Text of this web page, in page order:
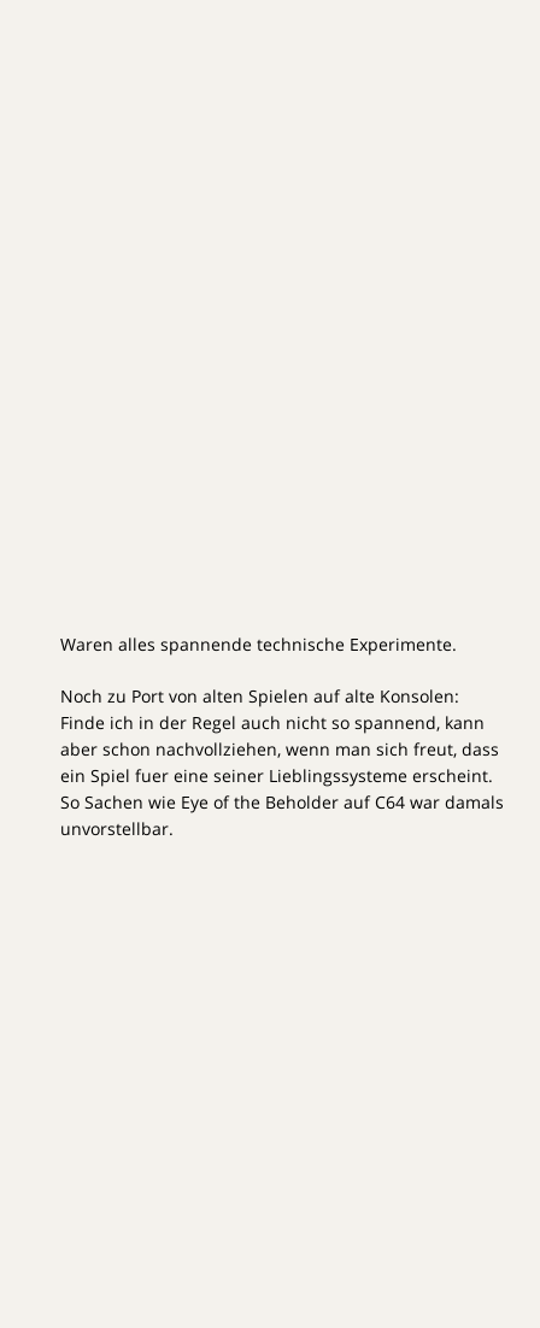
Waren alles spannende technische Experimente.
Noch zu Port von alten Spielen auf alte Konsolen:
Finde ich in der Regel auch nicht so spannend, kann
aber schon nachvollziehen, wenn man sich freut, dass
ein Spiel fuer eine seiner Lieblingssysteme erscheint.
So Sachen wie Eye of the Beholder auf C64 war damals
unvorstellbar.